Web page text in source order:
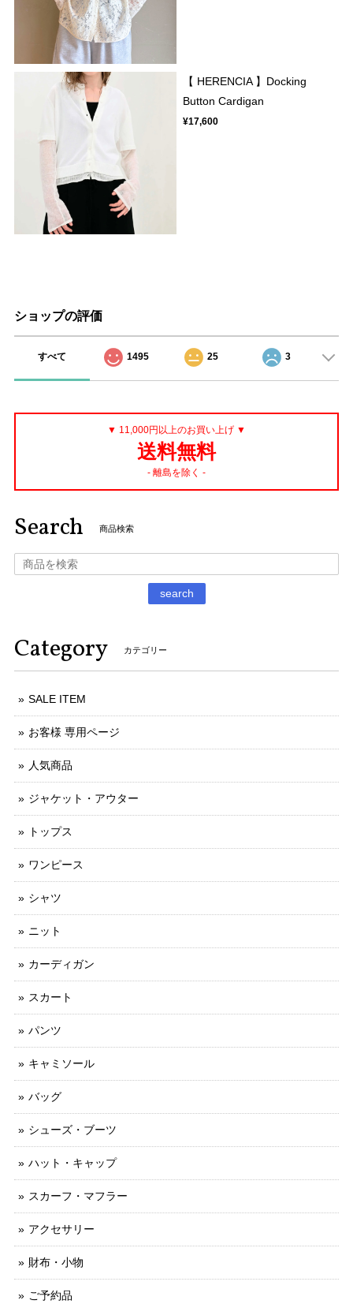
【 HERENCIA 】Docking
Button Cardigan
¥17,600
ショップの評価
すべて 1495 25 3
▼ 11,000円以上のお買い上げ ▼
送料無料
- 離島を除く -
Search 商品検索
search
Category カテゴリー
SALE ITEM
お客様 専用ページ
人気商品
ジャケット・アウター
トップス
ワンピース
シャツ
ニット
カーディガン
スカート
パンツ
キャミソール
バッグ
シューズ・ブーツ
ハット・キャップ
スカーフ・マフラー
アクセサリー
財布・小物
ご予約品